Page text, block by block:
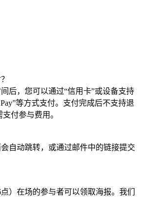
后，您可以通过“信用卡”或设备支持
Pay”等方式支付。支付完成后不支持退
付参与费用。
自动跳转，或通过邮件中的链接提交
）在场的参与者可以领取海报。我们